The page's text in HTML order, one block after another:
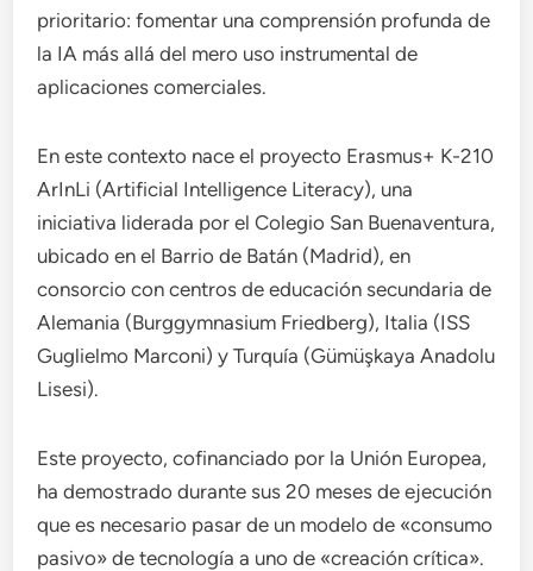
prioritario: fomentar una comprensión profunda de
la IA más allá del mero uso instrumental de
aplicaciones comerciales.
En este contexto nace el proyecto Erasmus+ K-210
ArInLi (Artificial Intelligence Literacy), una
iniciativa liderada por el Colegio San Buenaventura,
ubicado en el Barrio de Batán (Madrid), en
consorcio con centros de educación secundaria de
Alemania (Burggymnasium Friedberg), Italia (ISS
Guglielmo Marconi) y Turquía (Gümüşkaya Anadolu
Lisesi).
Este proyecto, cofinanciado por la Unión Europea,
ha demostrado durante sus 20 meses de ejecución
que es necesario pasar de un modelo de «consumo
pasivo» de tecnología a uno de «creación crítica».